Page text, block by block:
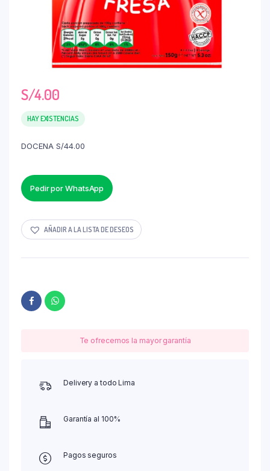
S/4.00
HAY EXISTENCIAS
DOCENA S/44.00
Pedir por WhatsApp
AÑADIR A LA LISTA DE DESEOS
Te ofrecemos la mayor garantía
Delivery a todo Lima
Garantía al 100%
Pagos seguros